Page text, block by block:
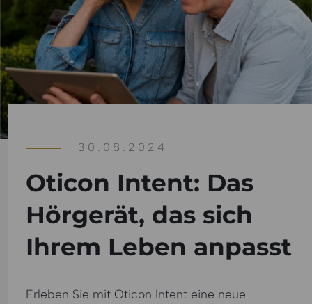
30.08.2024
Oticon Intent: Das
Hörgerät, das sich
Ihrem Leben anpasst
Erleben Sie mit Oticon Intent eine neue